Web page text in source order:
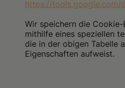
https://tools.google.com/
Wir speichern die
mithilfe eines speziellen
die in der obigen Tabelle
Eigenschaften aufweist.